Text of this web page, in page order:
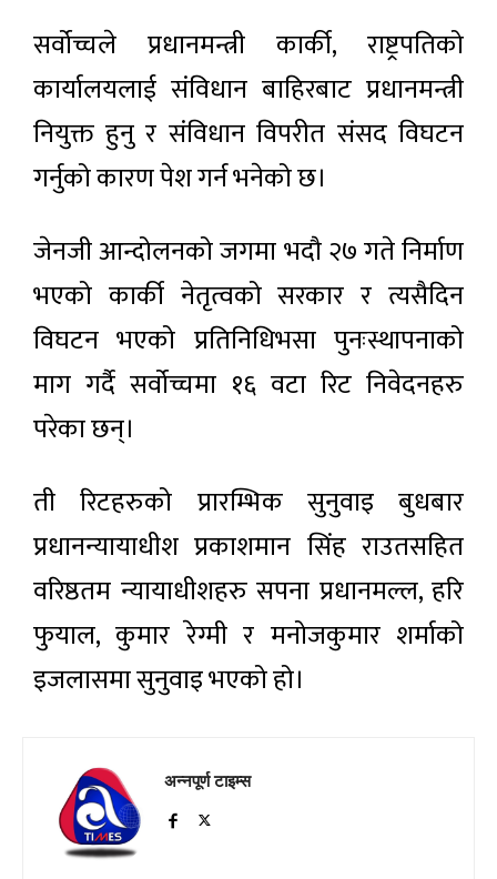
सर्वोच्चले प्रधानमन्त्री कार्की, राष्ट्रपतिको
कार्यालयलाई संविधान बाहिरबाट प्रधानमन्त्री
नियुक्त हुनु र संविधान विपरीत संसद विघटन
गर्नुको कारण पेश गर्न भनेको छ।
जेनजी आन्दोलनको जगमा भदौ २७ गते निर्माण
भएको कार्की नेतृत्वको सरकार र त्यसैदिन
विघटन भएको प्रतिनिधिभसा पुनःस्थापनाको
माग गर्दै सर्वोच्चमा १६ वटा रिट निवेदनहरु
परेका छन्।
ती रिटहरुको प्रारम्भिक सुनुवाइ बुधबार
प्रधानन्यायाधीश प्रकाशमान सिंह राउतसहित
वरिष्ठतम न्यायाधीशहरु सपना प्रधानमल्ल, हरि
फुयाल, कुमार रेग्मी र मनोजकुमार शर्माको
इजलासमा सुनुवाइ भएको हो।
अन्नपूर्ण टाइम्स